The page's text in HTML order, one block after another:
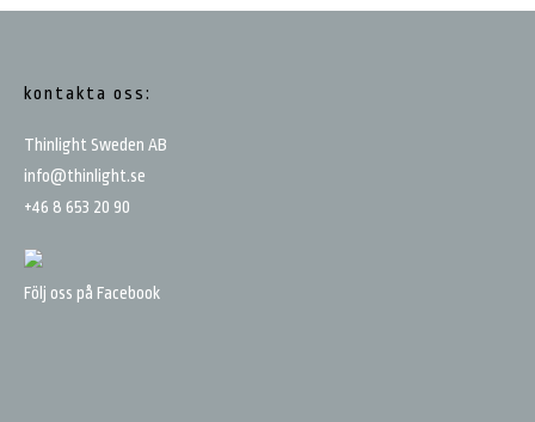
kontakta oss:
Thinlight Sweden AB
info@thinlight.se
+46 8 653 20 90
Följ oss på Facebook